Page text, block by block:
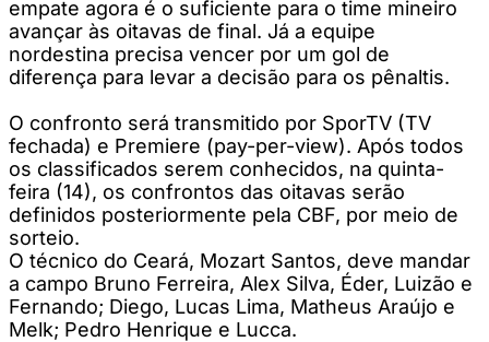
empate agora é o suficiente para o time mineiro
avançar às oitavas de final. Já a equipe
nordestina precisa vencer por um gol de
diferença para levar a decisão para os pênaltis.
O confronto será transmitido por SporTV (TV
fechada) e Premiere (pay-per-view). Após todos
os classificados serem conhecidos, na quinta-
feira (14), os confrontos das oitavas serão
definidos posteriormente pela CBF, por meio de
sorteio.
O técnico do Ceará, Mozart Santos, deve mandar
a campo Bruno Ferreira, Alex Silva, Éder, Luizão e
Fernando; Diego, Lucas Lima, Matheus Araújo e
Melk; Pedro Henrique e Lucca.